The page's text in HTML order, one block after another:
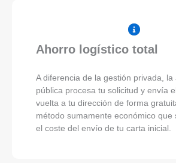
Ahorro logístico total
A diferencia de la gestión privada, la
pública procesa tu solicitud y envía
vuelta a tu dirección de forma
método sumamente económico que
el coste del envío de tu carta inicial.